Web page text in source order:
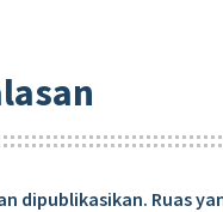
dipublikasikan. Ruas